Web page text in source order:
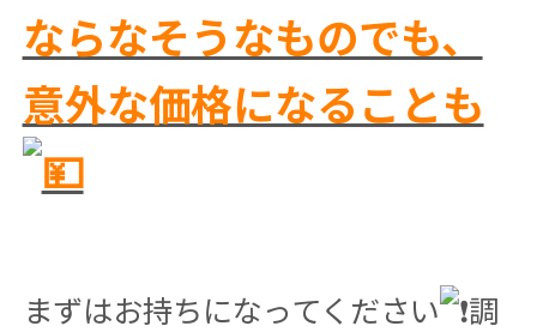
ならなそうなものでも、
意外な価格になることも
まずはお持ちになってください
調